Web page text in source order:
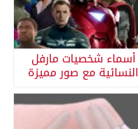
أسماء شخصيات مارفل
النسائية مع صور مميزة